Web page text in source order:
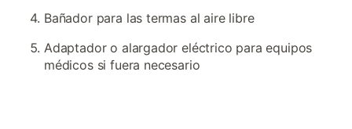
Bañador para las termas al aire libre
Adaptador o alargador eléctrico para equipos
médicos si fuera necesario